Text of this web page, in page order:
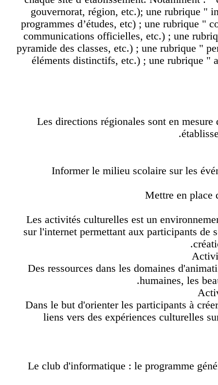
gouvernorat, région, etc.); une rubrique
programmes d’études, etc) ; une rubrique
communications officielles, etc.) ; une
pyramide des classes, etc.) ; une rubrique
éléments distinctifs, etc.) ; une
Les directions régionales sont en
Informer le milieu scolaire sur les
Mettre en
Les activités culturelles est un
sur l'internet permettant aux participants
- Des ressources dans les domaines
humaines, les
- Dans le but d'orienter les participants à
liens vers des expériences
- Le club d'informatique : le programme